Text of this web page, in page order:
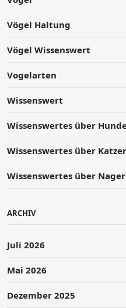
Vögel Haltung
Vögel Wissenswert
Vogelarten
Wissenswert
Wissenswertes über
Wissenswertes über
Wissenswertes über
ARCHIV
Juli 2026
Mai 2026
Dezember 2025